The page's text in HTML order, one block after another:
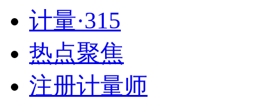
计量·315
热点聚焦
注册计量师